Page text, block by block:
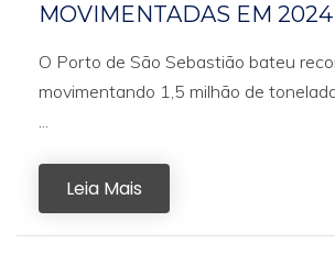
MOVIMENTADAS EM 2024
O Porto de São Sebastião bateu
movimentando 1,5 milhão de
...
Leia Mais